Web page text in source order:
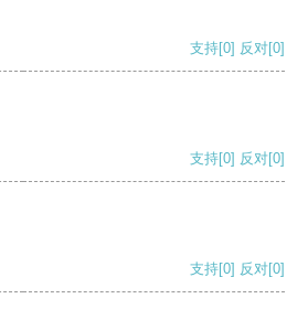
支持[0] 反对[0]
支持[0] 反对[0]
支持[0] 反对[0]